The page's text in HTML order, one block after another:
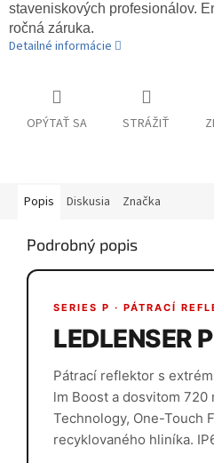
staveniskových profesionálov.
ročná záruka.
Detailné informácie
OPÝTAŤ SA STRÁŽIŤ
Popis Diskusia Značka
Podrobný popis
SERIES P · PÁTRACÍ
LEDLENSER
Pátrací reflektor s
lm Boost a dosvitom 720
Technology, One-Touch
recyklovaného hliníka.